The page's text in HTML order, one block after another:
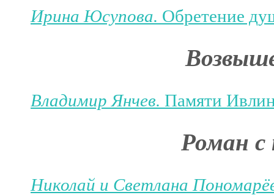
Ирина Юсупова. Обретение
Владимир Янчев. Памяти
Роман с
Николай и Светлана